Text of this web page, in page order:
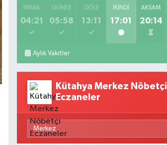
İMSAK
04:21
GÜNEŞ
05:58
ÖĞLE
13:11
İKINDI
17:01
AKŞAM
20:14
Aylık Vakitler
Kütahya Merkez Nöbetçi
Eczaneler